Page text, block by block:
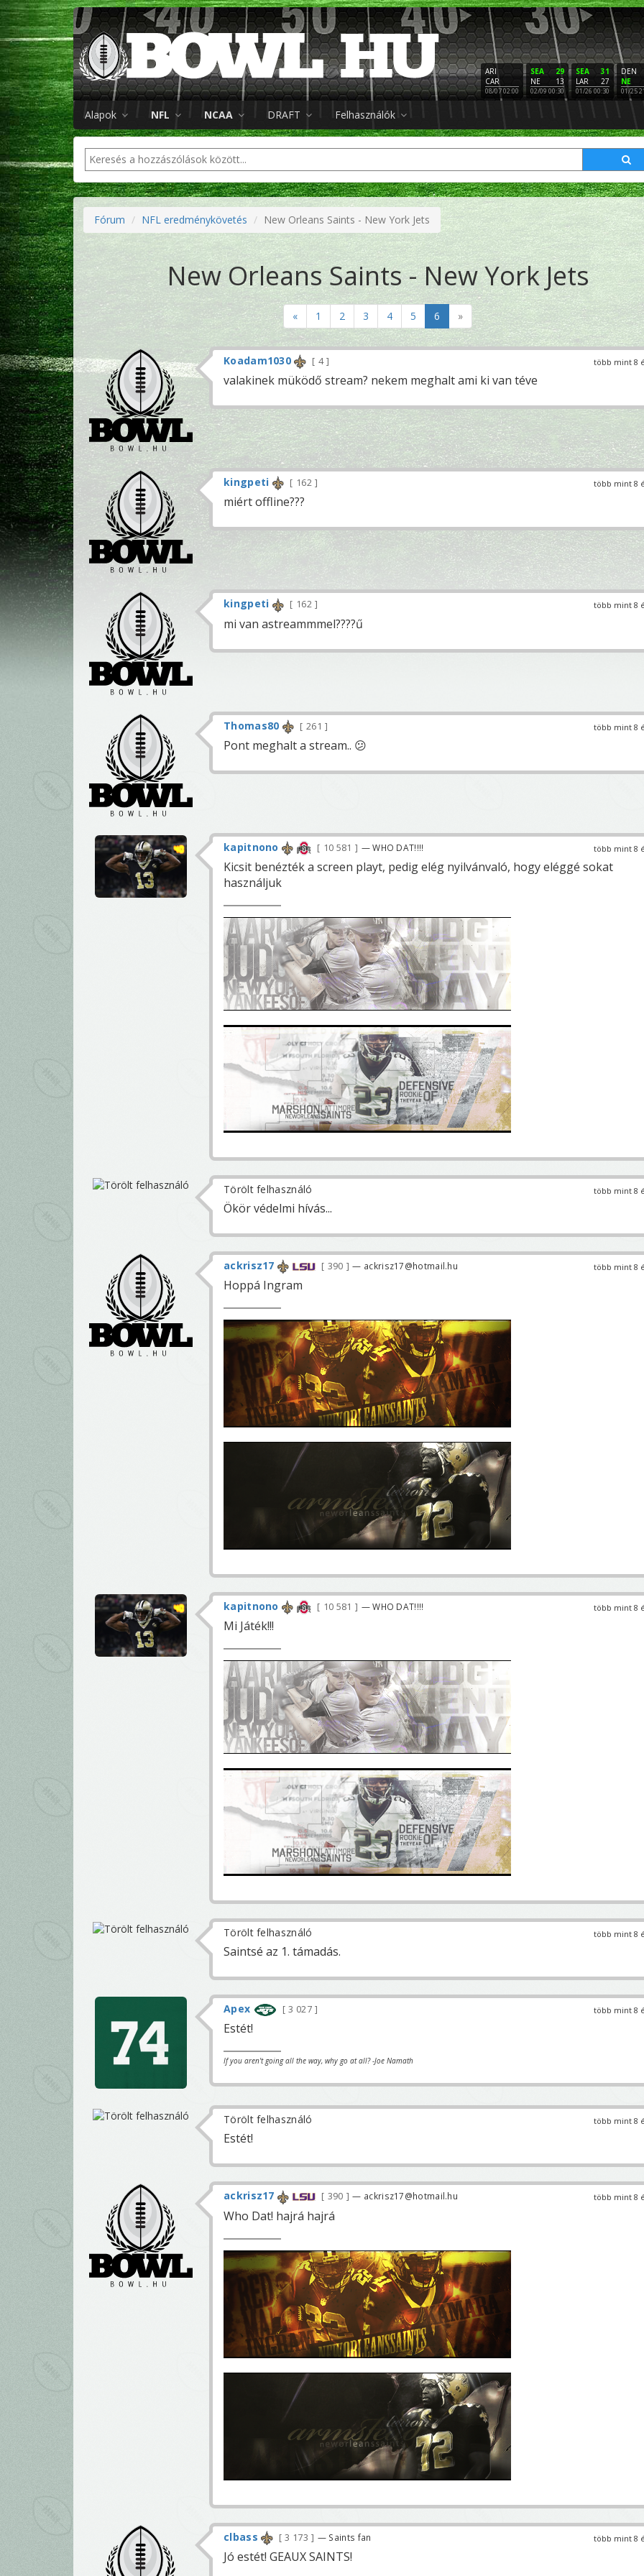
ARI
CAR
08/07 02:00
29
SEA
13
NE
02/09 00:30
31
SEA
27
LAR
01/26 00:30
DEN
NE
01/25
Alapok NFL NCAA DRAFT Felhasználók
Fórum NFL eredménykövetés New Orleans Saints - New York Jets
New Orleans Saints - New York Jets
« 1 2 3 4 5 6 »
több mint 8
Koadam1030 4
valakinek müködő stream? nekem meghalt ami ki van téve
több mint 8
kingpeti 162
miért offline???
több mint 8
kingpeti 162
mi van astreammmel????ű
több mint 8
Thomas80 261
Pont meghalt a stream.. 😕
több mint 8
kapitnono 10 581 — WHO DAT!!!!
Kicsit benézték a screen playt, pedig elég nyilvánvaló, hogy eléggé sokat
használjuk
több mint 8
Törölt felhasználó
Ökör védelmi hívás...
több mint 8
ackrisz17 390 — ackrisz17@hotmail.hu
Hoppá Ingram
több mint 8
kapitnono 10 581 — WHO DAT!!!!
Mi Játék!!!
több mint 8
Törölt felhasználó
Saintsé az 1. támadás.
több mint 8
Apex 3 027
Estét!
If you aren't going all the way, why go at all? -Joe Namath
több mint 8
Törölt felhasználó
Estét!
több mint 8
ackrisz17 390 — ackrisz17@hotmail.hu
Who Dat! hajrá hajrá
több mint 8
clbass 3 173 — Saints fan
Jó estét! GEAUX SAINTS!